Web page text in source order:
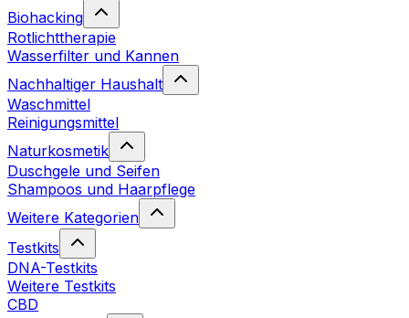
Biohacking
Rotlichttherapie
Wasserfilter und Kannen
Nachhaltiger Haushalt
Waschmittel
Reinigungsmittel
Naturkosmetik
Duschgele und Seifen
Shampoos und Haarpflege
Weitere Kategorien
Testkits
DNA-Testkits
Weitere Testkits
CBD